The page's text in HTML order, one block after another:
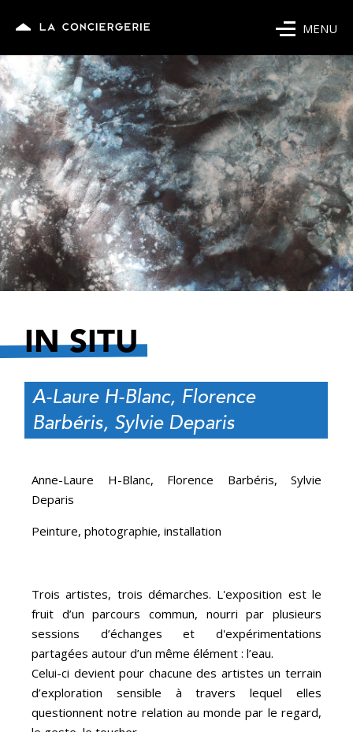
MENU
IN SITU
A-Laure H-Blanc, Florence
Barbéris, Sylvie Deparis
Anne-Laure H-Blanc, Florence Barbéris, Sylvie
Deparis
Peinture, photographie, installation
Trois artistes, trois démarches. L'exposition est le
fruit d’un parcours commun, nourri par plusieurs
sessions d’échanges et d'expérimentations
partagées autour d’un même élément : l’eau.
Celui-ci devient pour chacune des artistes un terrain
d’exploration sensible à travers lequel elles
questionnent notre relation au monde par le regard,